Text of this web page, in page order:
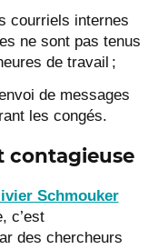
courriels internes
ne sont pas tenus
de travail ;
de messages
les congés.
contagieuse
Schmouker
c’est
des chercheurs